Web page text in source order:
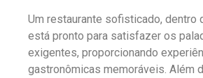
Um restaurante sofisticado, dentro
está pronto para satisfazer os
exigentes, proporcionando
gastronômicas memoráveis. Além